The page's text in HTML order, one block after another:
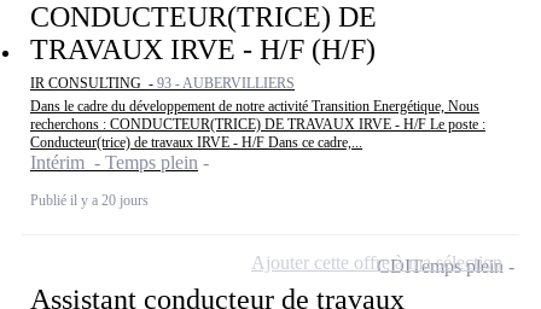
CONDUCTEUR(TRICE) DE
TRAVAUX IRVE - H/F (H/F)
IR CONSULTING - 93 - AUBERVILLIERS
Dans le cadre du développement de notre activité Transition Energétique, Nous
recherchons : CONDUCTEUR(TRICE) DE TRAVAUX IRVE - H/F Le poste :
Conducteur(trice) de travaux IRVE - H/F Dans ce cadre,...
Intérim - Temps plein
Publié il y a 20 jours
Assistant conducteur de travaux
CDITemps plein
Ajouter cette offre à ma sélection